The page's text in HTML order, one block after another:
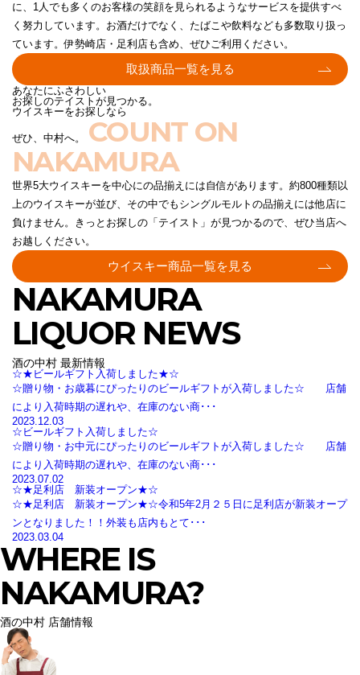
に、1人でも多くのお客様の笑顔を見られるようなサービスを提供すべ
く努力しています。お酒だけでなく、たばこや飲料なども多数取り扱っ
ています。伊勢崎店・足利店も含め、ぜひご利用ください。
取扱商品一覧を見る
あなたにふさわしい
お探しのテイストが見つかる。
ウイスキーをお探しなら
ぜひ、中村へ。 COUNT ON
NAKAMURA
世界5大ウイスキーを中心にの品揃えには自信があります。約800種類以
上のウイスキーが並び、その中でもシングルモルトの品揃えには他店に
負けません。きっとお探しの「テイスト」が見つかるので、ぜひ当店へ
お越しください。
ウイスキー商品一覧を見る
NAKAMURA
LIQUOR NEWS
酒の中村 最新情報
☆★ビールギフト入荷しました★☆
☆贈り物・お歳暮にぴったりのビールギフトが入荷しました☆ 店舗
により入荷時期の遅れや、在庫のない商･･･
2023.12.03
☆ビールギフト入荷しました☆
☆贈り物・お中元にぴったりのビールギフトが入荷しました☆ 店舗
により入荷時期の遅れや、在庫のない商･･･
2023.07.02
☆★足利店 新装オープン★☆
☆★足利店 新装オープン★☆令和5年2月２５日に足利店が新装オープ
ンとなりました！！外装も店内もとて･･･
2023.03.04
WHERE IS
NAKAMURA?
酒の中村 店舗情報